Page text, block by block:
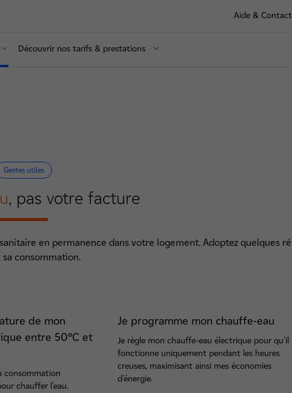
Aide & Contact
Découvrir nos tarifs & prestations
Gestes utiles
, pas votre facture
en permanence dans votre logement. Adoptez quelques
sa consommation.
de mon
entre 50°C et
consommation
chauffer l'eau.
Je programme mon chauffe-eau
Je règle mon chauffe-eau électrique pour qu'il
fonctionne uniquement pendant les heures
creuses, maximisant ainsi mes économies
d'énergie.